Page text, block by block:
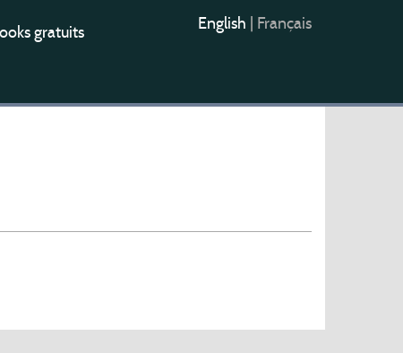
gratuits English Français